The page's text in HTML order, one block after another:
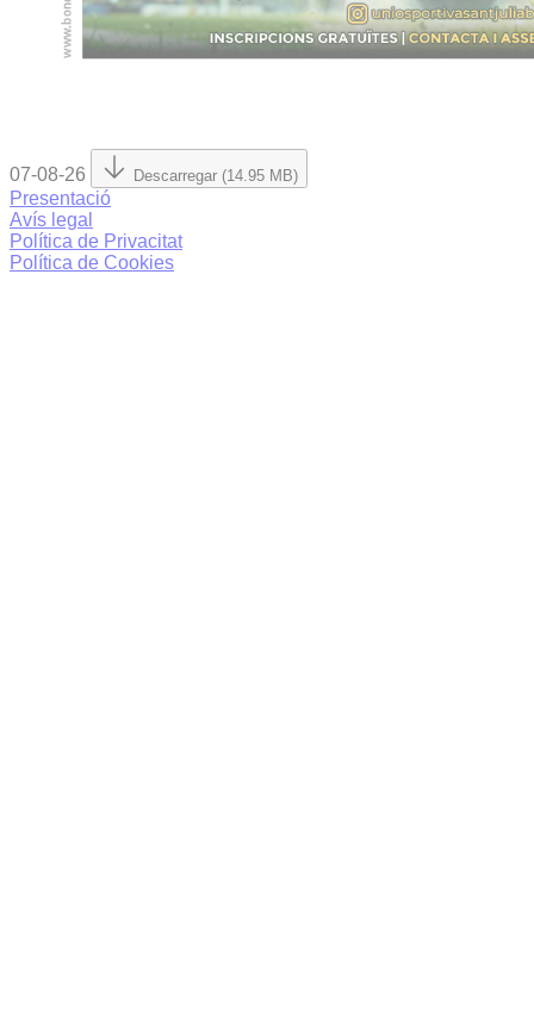
07-08-26 Descarregar (14.95 MB)
Presentació
Avís legal
Política de Privacitat
Política de Cookies